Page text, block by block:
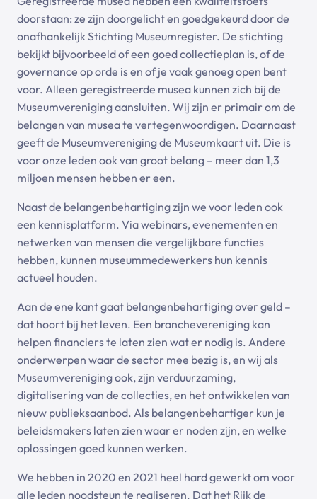
doorstaan: ze zijn doorgelicht en goedgekeurd door de
onafhankelijk Stichting Museumregister. De stichting
bekijkt bijvoorbeeld of een goed collectieplan is, of de
governance op orde is en of je vaak genoeg open bent
voor. Alleen geregistreerde musea kunnen zich bij de
Museumvereniging aansluiten. Wij zijn er primair om de
belangen van musea te vertegenwoordigen. Daarnaast
geeft de Museumvereniging de Museumkaart uit. Die is
voor onze leden ook van groot belang – meer dan 1,3
miljoen mensen hebben er een.
Naast de belangenbehartiging zijn we voor leden ook
een kennisplatform. Via webinars, evenementen en
netwerken van mensen die vergelijkbare functies
hebben, kunnen museummedewerkers hun kennis
actueel houden.
Aan de ene kant gaat belangenbehartiging over geld –
dat hoort bij het leven. Een branchevereniging kan
helpen financiers te laten zien wat er nodig is. Andere
onderwerpen waar de sector mee bezig is, en wij als
Museumvereniging ook, zijn verduurzaming,
digitalisering van de collecties, en het ontwikkelen van
nieuw publieksaanbod. Als belangenbehartiger kun je
beleidsmakers laten zien waar er noden zijn, en welke
oplossingen goed kunnen werken.
We hebben in 2020 en 2021 heel hard gewerkt om voor
alle leden noodsteun te realiseren. Dat het Rijk de